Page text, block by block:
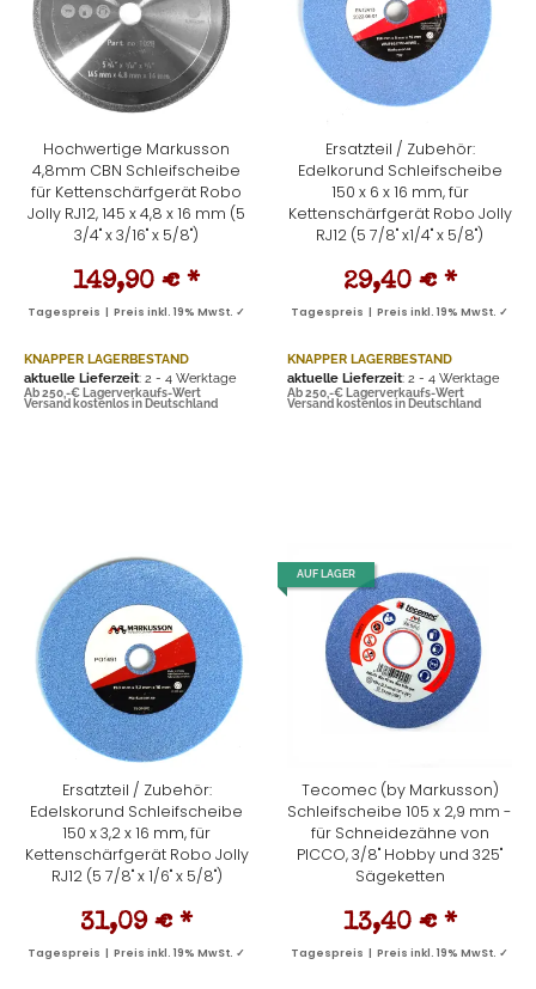
Hochwertige Markusson
4,8mm CBN Schleifscheibe
für Kettenschärfgerät Robo
Jolly RJ12, 145 x 4,8 x 16 mm (5
3/4" x 3/16" x 5/8")
149,90 € *
Tagespreis | Preis inkl. 19% MwSt. ✓
KNAPPER LAGERBESTAND
aktuelle Lieferzeit: 2 - 4 Werktage
Ab 250,-€ Lagerverkaufs-Wert
Versand kostenlos in Deutschland
Ersatzteil / Zubehör:
Edelkorund Schleifscheibe
150 x 6 x 16 mm, für
Kettenschärfgerät Robo Jolly
RJ12 (5 7/8" x1/4" x 5/8")
29,40 € *
Tagespreis | Preis inkl. 19% MwSt. ✓
KNAPPER LAGERBESTAND
aktuelle Lieferzeit: 2 - 4 Werktage
Ab 250,-€ Lagerverkaufs-Wert
Versand kostenlos in Deutschland
Ersatzteil / Zubehör:
Edelskorund Schleifscheibe
150 x 3,2 x 16 mm, für
Kettenschärfgerät Robo Jolly
RJ12 (5 7/8" x 1/6" x 5/8")
31,09 € *
Tagespreis | Preis inkl. 19% MwSt. ✓
AUF LAGER
Tecomec (by Markusson)
Schleifscheibe 105 x 2,9 mm -
für Schneidezähne von
PICCO, 3/8" Hobby und 325"
Sägeketten
13,40 € *
Tagespreis | Preis inkl. 19% MwSt. ✓